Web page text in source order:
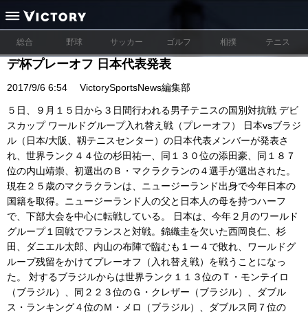
総合 野球 サッカー ゴルフ 相撲 テニス
デ杯プレーオフ 日本代表発表
2017/9/6 6:54 VictorySportsNews編集部
５日、９月１５日から３日間行われる男子テニスの国別対抗戦 デビ
スカップ ワールドグループ入れ替え戦（プレーオフ） 日本vsブラジ
ル（日本/大阪、靱テニスセンター）の日本代表メンバーが発表さ
れ、世界ランク４４位の杉田祐一、同１３０位の添田豪、同１８７
位の内山靖崇、初選出のＢ・マクラクランの４選手が選出された。
現在２５歳のマクラクランは、ニュージーランド出身で今年日本の
国籍を取得。ニュージーランド人の父と日本人の母を持つハーフ
で、下部大会を中心に転戦している。 日本は、今年２月のワールド
グループ１回戦でフランスと対戦。錦織圭を欠いた西岡良仁、杉
田、ダニエル太郎、内山の布陣で臨むも１ー４で敗れ、ワールドグ
ループ残留をかけてプレーオフ（入れ替え戦）を戦うことになっ
た。 対するブラジルからは世界ランク１１３位のＴ・モンテイロ
（ブラジル）、同２２３位のＧ・クレザー（ブラジル）、ダブル
ス・ランキング４位のＭ・メロ（ブラジル）、ダブルス同７位の